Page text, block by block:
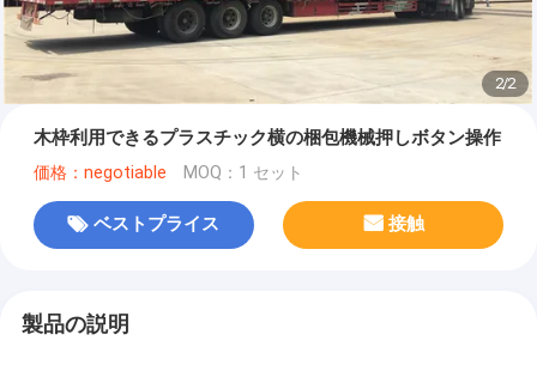
2/2
木枠利用できるプラスチック横の梱包機械押しボタン操作
価格：negotiable MOQ：1 セット
ベストプライス 接触
製品の説明